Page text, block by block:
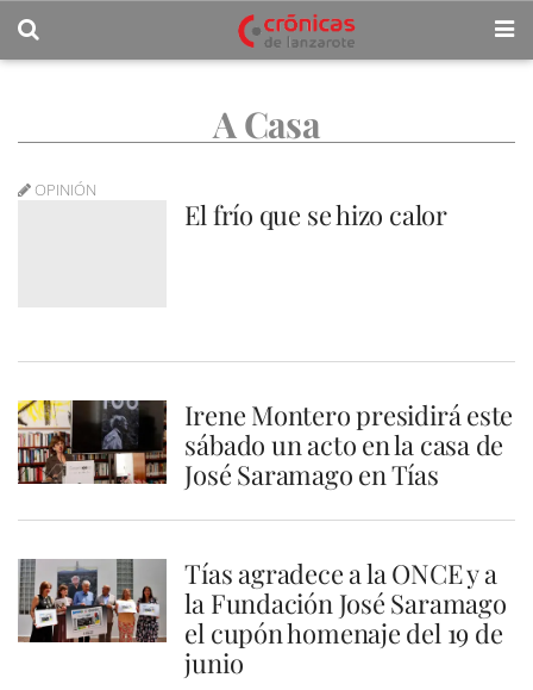
A Casa
OPINIÓN
El frío que se hizo calor
Irene Montero presidirá este
sábado un acto en la casa de
José Saramago en Tías
Tías agradece a la ONCE y a
la Fundación José Saramago
el cupón homenaje del 19 de
junio